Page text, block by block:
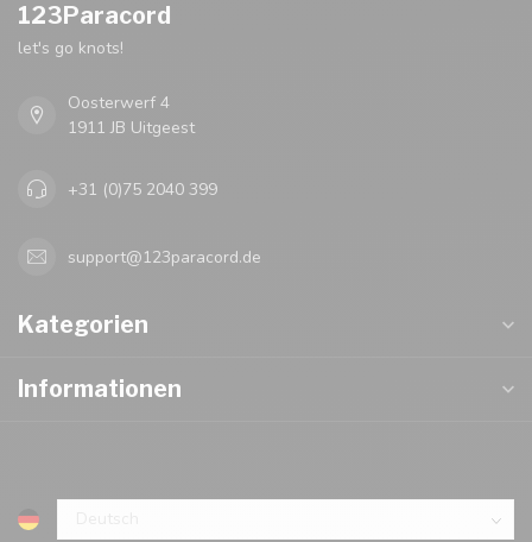
123Paracord
let's go knots!
Oosterwerf 4
1911 JB Uitgeest
+31 (0)75 2040 399
support@123paracord.de
Kategorien
Informationen